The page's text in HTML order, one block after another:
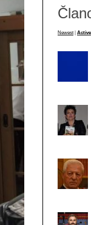
Newest Active